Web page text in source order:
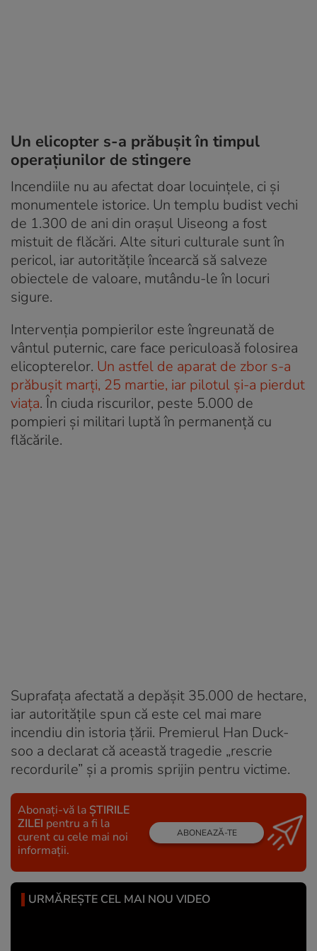
Un elicopter s-a prăbușit în timpul
operațiunilor de stingere
Incendiile nu au afectat doar locuințele, ci și
monumentele istorice. Un templu budist vechi
de 1.300 de ani din orașul Uiseong a fost
mistuit de flăcări. Alte situri culturale sunt în
pericol, iar autoritățile încearcă să salveze
obiectele de valoare, mutându-le în locuri
sigure.
Intervenția pompierilor este îngreunată de
vântul puternic, care face periculoasă folosirea
elicopterelor. Un astfel de aparat de zbor s-a
prăbușit marți, 25 martie, iar pilotul și-a pierdut
viața. În ciuda riscurilor, peste 5.000 de
pompieri și militari luptă în permanență cu
flăcările.
Suprafața afectată a depășit 35.000 de hectare,
iar autoritățile spun că este cel mai mare
incendiu din istoria țării. Premierul Han Duck-
soo a declarat că această tragedie „rescrie
recordurile” și a promis sprijin pentru victime.
Abonați-vă la ȘTIRILE
ZILEI pentru a fi la
curent cu cele mai noi
informații.
ABONEAZĂ-TE
URMĂREȘTE CEL MAI NOU VIDEO